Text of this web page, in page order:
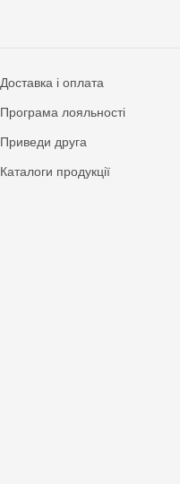
Доставка і оплата
Програма лояльності
Приведи друга
Каталоги продукції